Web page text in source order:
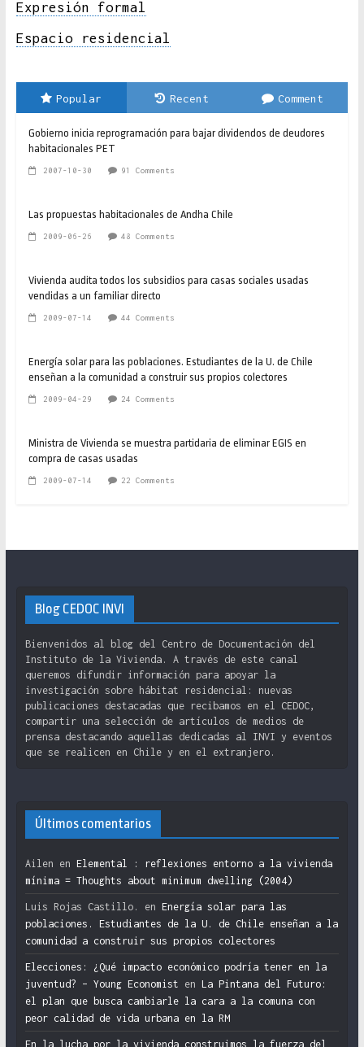
Expresión formal
Espacio residencial
Popular Recent Comment
Gobierno inicia reprogramación para bajar dividendos de deudores
habitacionales PET
2007-10-30 91 Comments
Las propuestas habitacionales de Andha Chile
2009-06-26 48 Comments
Vivienda audita todos los subsidios para casas sociales usadas
vendidas a un familiar directo
2009-07-14 44 Comments
Energía solar para las poblaciones. Estudiantes de la U. de Chile
enseñan a la comunidad a construir sus propios colectores
2009-04-29 24 Comments
Ministra de Vivienda se muestra partidaria de eliminar EGIS en
compra de casas usadas
2009-07-14 22 Comments
Blog CEDOC INVI
Bienvenidos al blog del Centro de Documentación del
Instituto de la Vivienda. A través de este canal
queremos difundir información para apoyar la
investigación sobre hábitat residencial: nuevas
publicaciones destacadas que recibamos en el CEDOC,
compartir una selección de artículos de medios de
prensa destacando aquellas dedicadas al INVI y eventos
que se realicen en Chile y en el extranjero.
Últimos comentarios
Ailen en Elemental : reflexiones entorno a la vivienda
mínima = Thoughts about minimum dwelling (2004)
Luis Rojas Castillo. en Energía solar para las
poblaciones. Estudiantes de la U. de Chile enseñan a la
comunidad a construir sus propios colectores
Elecciones: ¿Qué impacto económico podría tener en la
juventud? – Young Economist en La Pintana del Futuro:
el plan que busca cambiarle la cara a la comuna con
peor calidad de vida urbana en la RM
En la lucha por la vivienda construimos la fuerza del